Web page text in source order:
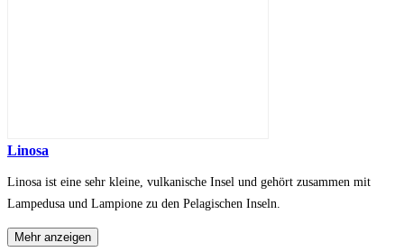
Linosa
Linosa ist eine sehr kleine, vulkanische Insel und gehört zusammen mit
Lampedusa und Lampione zu den Pelagischen Inseln.
Mehr anzeigen